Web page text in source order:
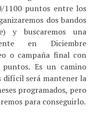
1100 puntos entre los
dos bandos
y buscaremos una
en Diciembre
o campaña final con
Es un camino
difícil será mantener la
programados, pero
para conseguirlo.